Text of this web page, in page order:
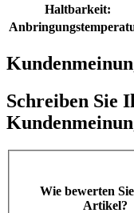
Haltbarkeit:
Schreiben Sie
Wie bewerten
Artikel?